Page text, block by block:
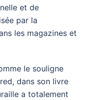
et de
par la
les magazines et
le souligne
dans son livre
a totalement